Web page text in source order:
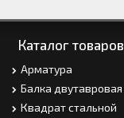
Каталог товаров
Арматура
Балка двутавровая
Квадрат стальной